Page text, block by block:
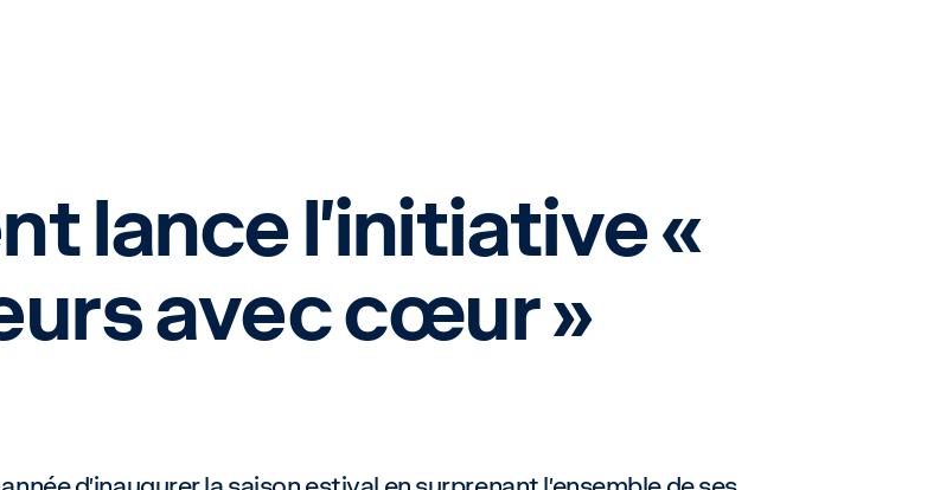
lance l’initiative «
avec cœur »